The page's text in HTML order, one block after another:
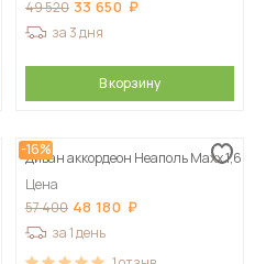
49 520 33 650
за 3 дня
В корзину
-16%
Диван аккордеон Неаполь Maxx 1,6
Цена
57 400 48 180
за 1 день